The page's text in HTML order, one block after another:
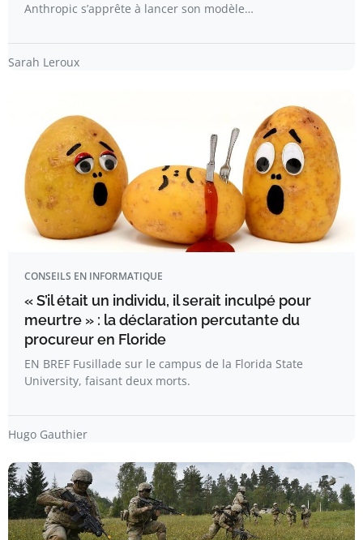
Anthropic s’apprête à lancer son modèle…
Sarah Leroux
CONSEILS EN INFORMATIQUE
« S’il était un individu, il serait inculpé pour
meurtre » : la déclaration percutante du
procureur en Floride
EN BREF Fusillade sur le campus de la Florida State
University, faisant deux morts.
Hugo Gauthier